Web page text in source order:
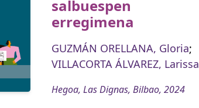
salbuespen
erregimena
GUZMÁN ORELLANA, Gloria;
VILLACORTA ÁLVAREZ, Larissa
Hegoa, Las Dignas, Bilbao, 2024